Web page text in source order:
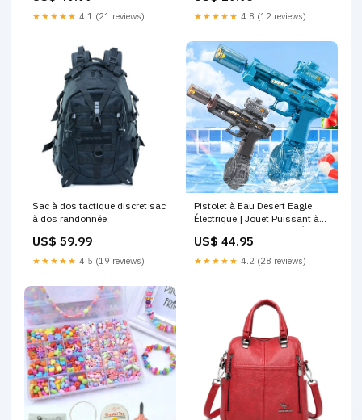
★★★★★ 4.1 (21 reviews) ★★★★★ 4.8 (12 reviews)
Sac à dos tactique discret sac
à dos randonnée
US$ 59.99
★★★★★ 4.5 (19 reviews)
Pistolet à Eau Desert Eagle
Électrique | Jouet Puissant à
Jeu Enfant & Adulte
Couleur:Bleu
US$ 44.95
★★★★★ 4.2 (28 reviews)